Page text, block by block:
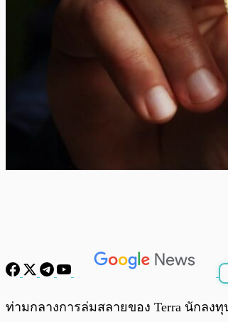
ท่ามกลางการล่มสลายของ Terra นักลง